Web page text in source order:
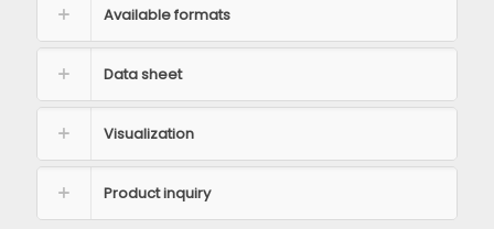
Available formats
Data sheet
Visualization
Product inquiry